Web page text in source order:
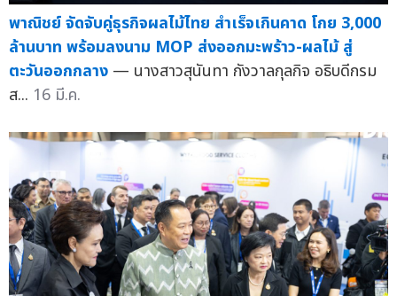
พาณิชย์ จัดจับคู่ธุรกิจผลไม้ไทย สำเร็จเกินคาด โกย 3,000
ล้านบาท พร้อมลงนาม MOP ส่งออกมะพร้าว-ผลไม้ สู่
ตะวันออกกลาง — นางสาวสุนันทา กังวาลกุลกิจ อธิบดีกรม
ส... 16 มี.ค.